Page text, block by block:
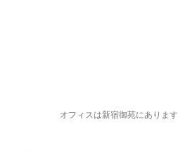
オフィスは新宿御苑にあります